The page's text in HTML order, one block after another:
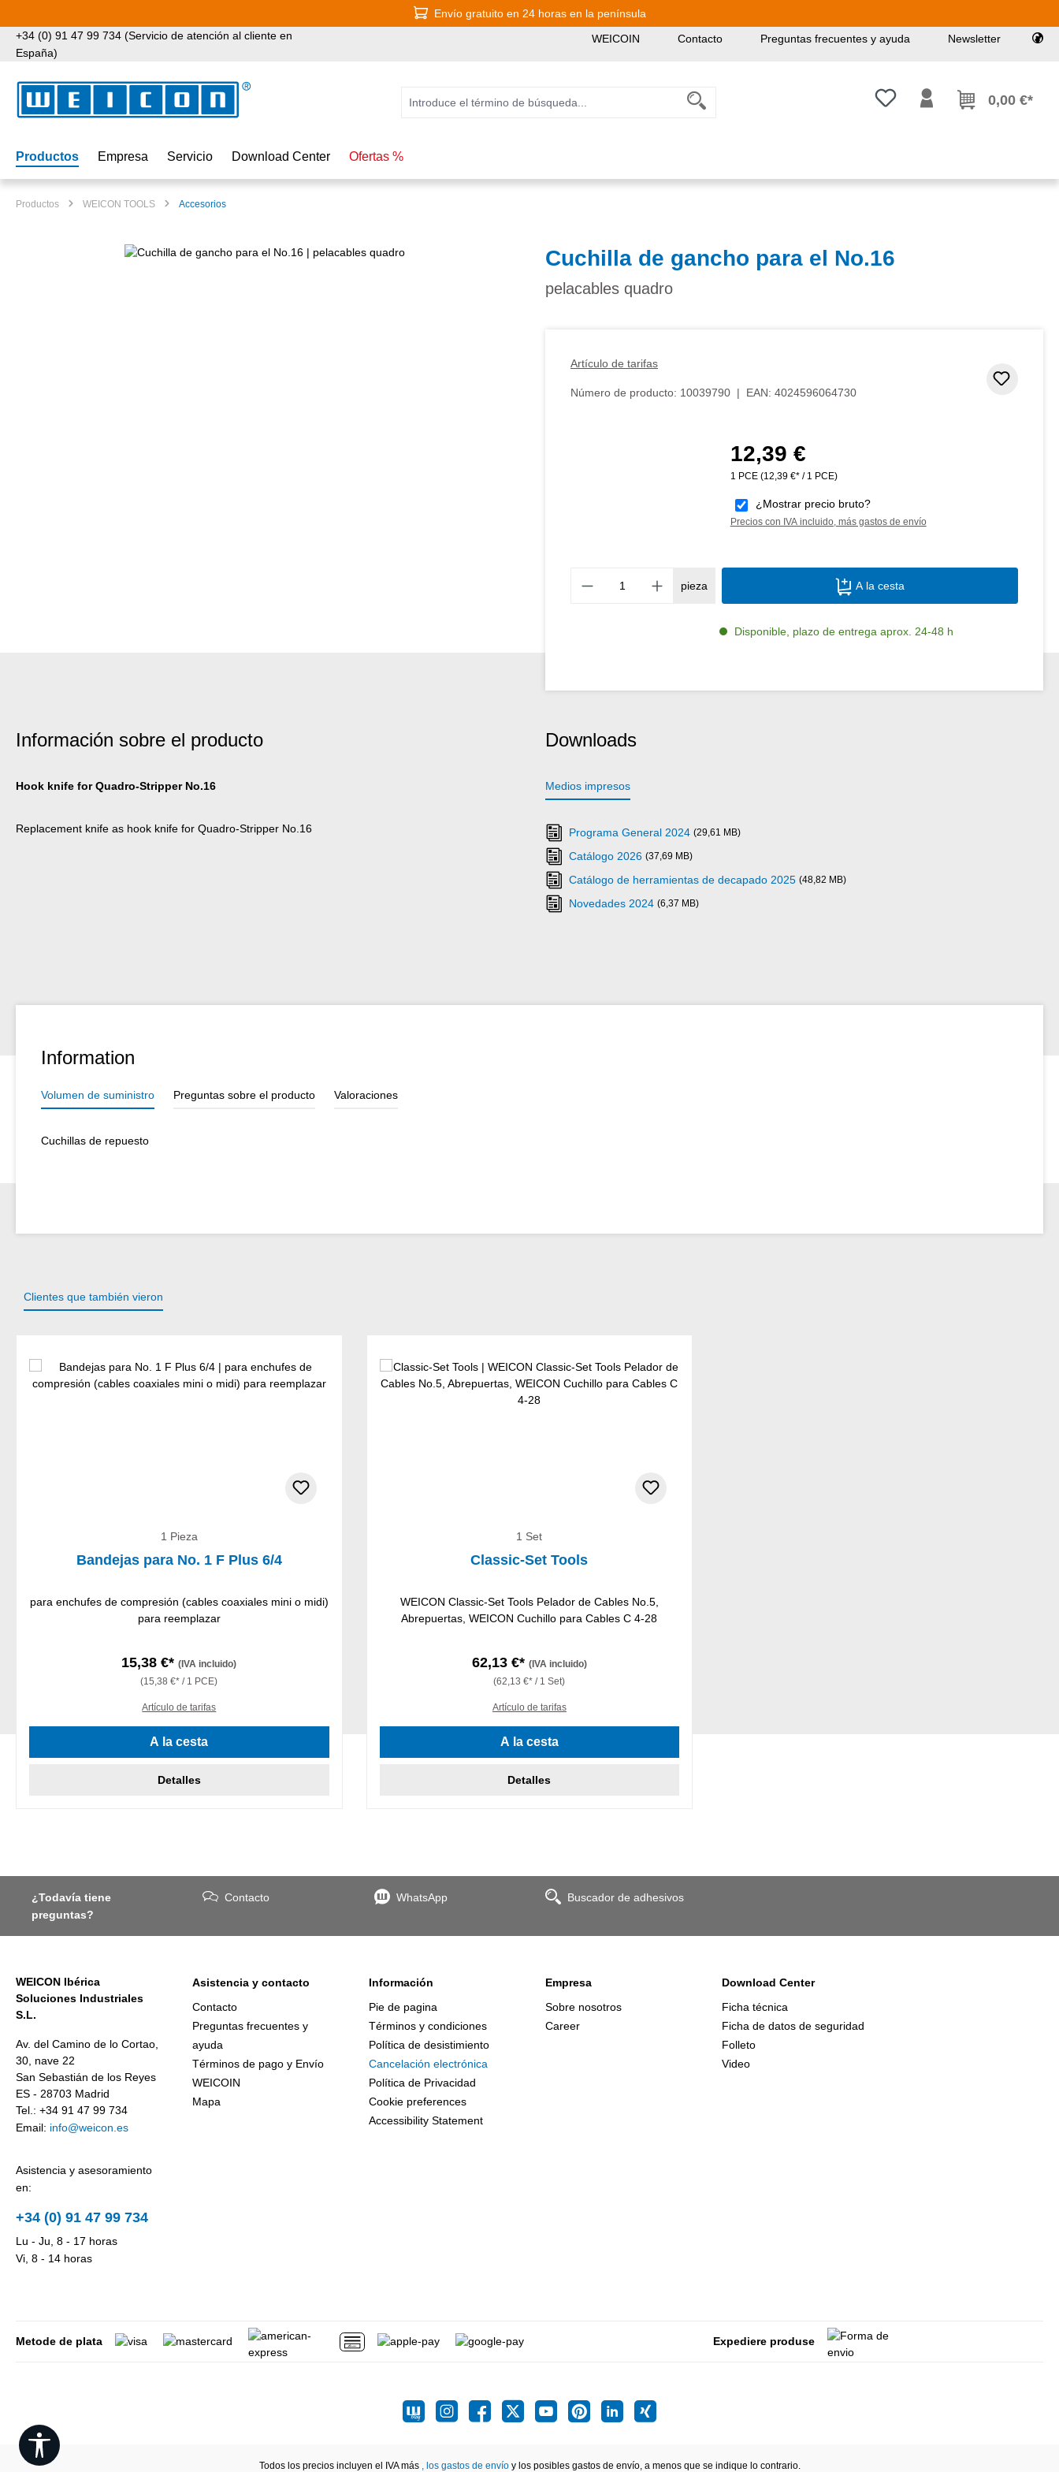
Envío gratuito en 24 horas en la península
+34 (0) 91 47 99 734 (Servicio de atención al cliente en
España)
WEICOIN Contacto Preguntas frecuentes y ayuda Newsletter
Tienes 0 artículos en tu lista de
0,00 €*
Productos Empresa Servicio Download Center Ofertas %
Productos WEICON TOOLS Accesorios
Omitir galería de imágenes Cuchilla de gancho para el No.16
pelacables quadro
Artículo de tarifas
Número de producto: 10039790 | EAN: 4024596064730
Precio normal:
12,39 €
1 PCE (12,39 €* / 1 PCE)
¿Mostrar precio bruto?
Precios con IVA incluido, más gastos de envío
Cantidad del producto: introduce la
pieza A la cesta
Disponible, plazo de entrega aprox. 24-48 h
Información sobre el producto
Hook knife for Quadro-Stripper No.16
Replacement knife as hook knife for Quadro-Stripper No.16
Downloads
Medios impresos
Programa General 2024 (29,61 MB)
Catálogo 2026 (37,69 MB)
Catálogo de herramientas de decapado 2025 (48,82 MB)
Novedades 2024 (6,37 MB)
Information
Volumen de suministro Preguntas sobre el producto Valoraciones
Cuchillas de repuesto
Clientes que también vieron
1 Pieza
Bandejas para No. 1 F Plus 6/4
para enchufes de compresión (cables coaxiales mini o midi)
para reemplazar
15,38 €*(IVA incluido)
(15,38 €* / 1 PCE)
Artículo de tarifas
A la cesta
Detalles
1 Set
Classic-Set Tools
WEICON Classic-Set Tools Pelador de Cables No.5,
Abrepuertas, WEICON Cuchillo para Cables C 4-28
62,13 €* (IVA incluido)
(62,13 €* / 1 Set)
Artículo de tarifas
A la cesta
Detalles
¿Todavía tiene
preguntas?
Contacto WhatsApp Buscador de adhesivos
WEICON Ibérica
Soluciones Industriales
S.L.
Av. del Camino de lo Cortao,
30, nave 22
San Sebastián de los Reyes
ES - 28703 Madrid
Tel.: +34 91 47 99 734
Email: info@weicon.es
Asistencia y asesoramiento
en:
+34 (0) 91 47 99 734
Lu - Ju, 8 - 17 horas
Vi, 8 - 14 horas
Asistencia y contacto
Contacto
Preguntas frecuentes y
ayuda
Términos de pago y Envío
WEICOIN
Mapa
Información
Pie de pagina
Términos y condiciones
Política de desistimiento
Cancelación electrónica
Política de Privacidad
Cookie preferences
Accessibility Statement
Empresa
Sobre nosotros
Career
Download Center
Ficha técnica
Ficha de datos de seguridad
Folleto
Video
Metode de plata Expediere produse
Todos los precios incluyen el IVA más , los gastos de envíoy los posibles gastos de envío, a menos que se indique lo contrario.
Show toolbar